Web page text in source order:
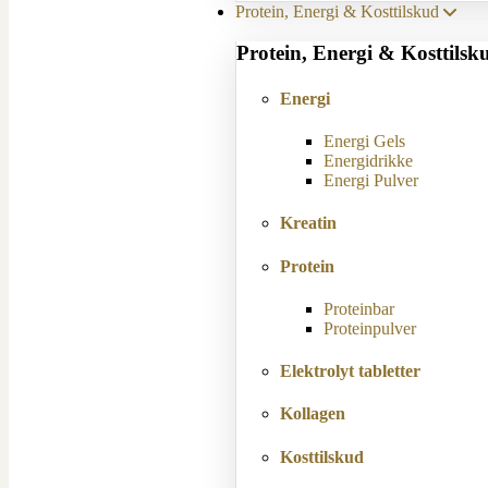
Protein, Energi & Kosttilskud
Protein, Energi &
Energi
Energi Gels
Energidrikke
Energi Pulver
Kreatin
Protein
Proteinbar
Proteinpulver
Elektrolyt tabletter
Kollagen
Kosttilskud